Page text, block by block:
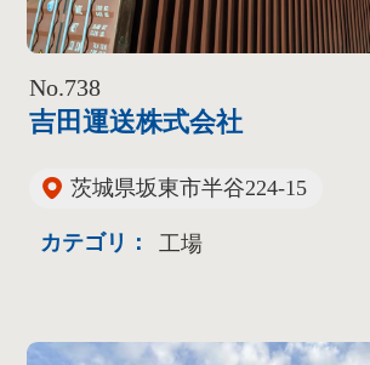
No.738
吉田運送株式会社
茨城県坂東市半谷224-15
カテゴリ： 工場